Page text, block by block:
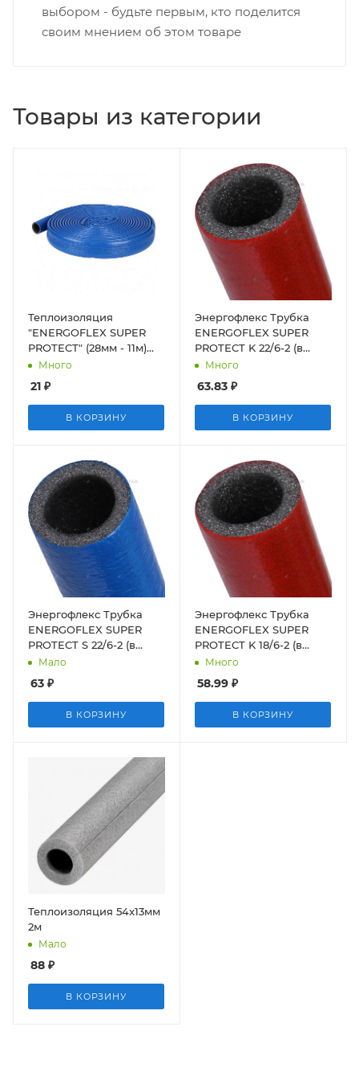
выбором - будьте первым, кто поделится
своим мнением об этом товаре
Товары из категории
Теплоизоляция
"ENERGOFLEX SUPER
PROTECТ" (28мм - 11м)
(толщина 4мм (синий))
Много
21 ₽
В КОРЗИНУ
Энергофлекс Трубка
ENERGOFLEX SUPER
PROTECT K 22/6-2 (в
упаковке 152 м)
Много
63.83 ₽
В КОРЗИНУ
Энергофлекс Трубка
ENERGOFLEX SUPER
PROTECT S 22/6-2 (в
упаковке 152 м)
Мало
63 ₽
В КОРЗИНУ
Энергофлекс Трубка
ENERGOFLEX SUPER
PROTECT K 18/6-2 (в
упаковке 180 м)
Много
58.99 ₽
В КОРЗИНУ
Теплоизоляция 54x13мм
2м
Мало
88 ₽
В КОРЗИНУ